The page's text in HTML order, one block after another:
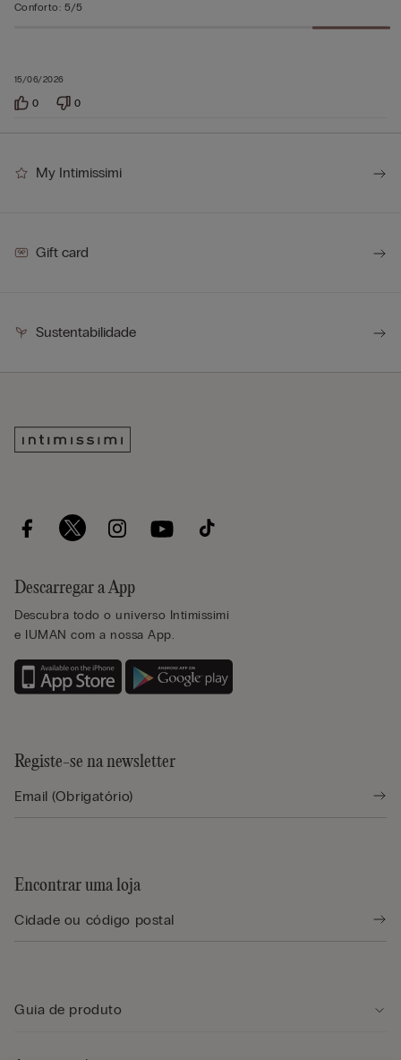
15/06/2026
Conforto: 5/5
0 0
My Intimissimi
Gift card
Sustentabilidade
Descarregar a App
Descubra todo o universo Intimissimi
e IUMAN com a nossa App.
Registe-se na newsletter
Encontrar uma loja
Guia de produto